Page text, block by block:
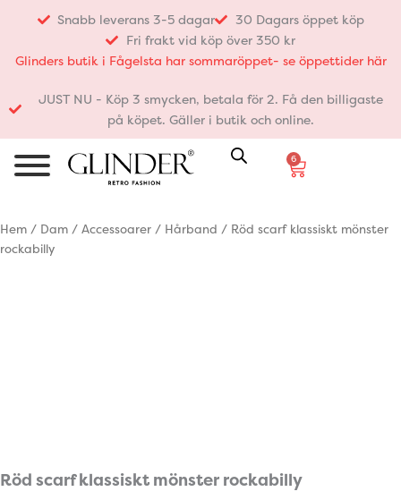
innehåll
Snabb leverans 3-5 dagar
30 Dagars öppet köp
Fri frakt vid köp över 350 kr
Glinders butik i Fågelsta har sommaröppet- se öppettider här
JUST NU - Köp 3 smycken, betala för 2. Få den billigaste
på köpet. Gäller i butik och online.
6
Varukorg
Hem / Dam / Accessoarer / Hårband / Röd scarf klassiskt mönster
rockabilly
Röd scarf klassiskt mönster rockabilly